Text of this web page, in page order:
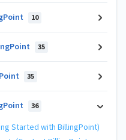
10
35
35
36
Started with BillingPoint)